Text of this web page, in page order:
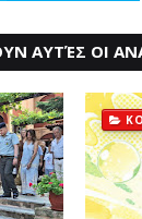
ΑΥΤΈΣ ΟΙ